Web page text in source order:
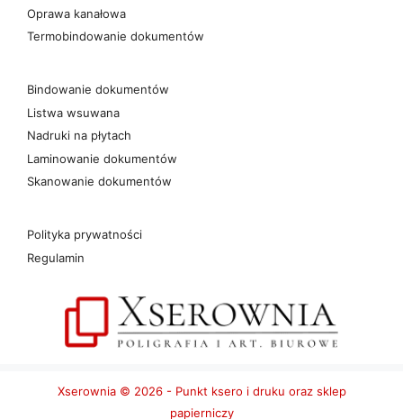
Oprawa kanałowa
Termobindowanie dokumentów
Bindowanie dokumentów
Listwa wsuwana
Nadruki na płytach
Laminowanie dokumentów
Skanowanie dokumentów
Polityka prywatności
Regulamin
Xserownia © 2026 - Punkt ksero i druku oraz sklep
papierniczy